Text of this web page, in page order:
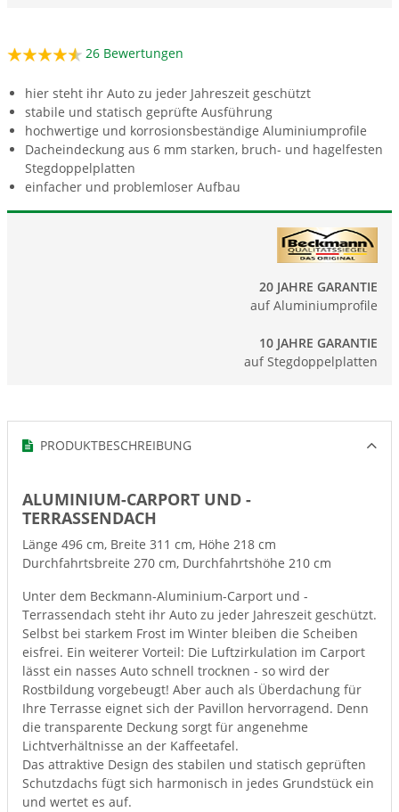
26 Bewertungen
hier steht ihr Auto zu jeder Jahreszeit geschützt
stabile und statisch geprüfte Ausführung
hochwertige und korrosionsbeständige Aluminiumprofile
Dacheindeckung aus 6 mm starken, bruch- und hagelfesten
Stegdoppelplatten
einfacher und problemloser Aufbau
20 JAHRE GARANTIE
auf Aluminiumprofile
10 JAHRE GARANTIE
auf Stegdoppelplatten
PRODUKTBESCHREIBUNG
ALUMINIUM-CARPORT UND -
TERRASSENDACH
Länge 496 cm, Breite 311 cm, Höhe 218 cm
Durchfahrtsbreite 270 cm, Durchfahrtshöhe 210 cm
Unter dem Beckmann-Aluminium-Carport und -
Terrassendach steht ihr Auto zu jeder Jahreszeit geschützt.
Selbst bei starkem Frost im Winter bleiben die Scheiben
eisfrei. Ein weiterer Vorteil: Die Luftzirkulation im Carport
lässt ein nasses Auto schnell trocknen - so wird der
Rostbildung vorgebeugt! Aber auch als Überdachung für
Ihre Terrasse eignet sich der Pavillon hervorragend. Denn
die transparente Deckung sorgt für angenehme
Lichtverhältnisse an der Kaffeetafel.
Das attraktive Design des stabilen und statisch geprüften
Schutzdachs fügt sich harmonisch in jedes Grundstück ein
und wertet es auf.